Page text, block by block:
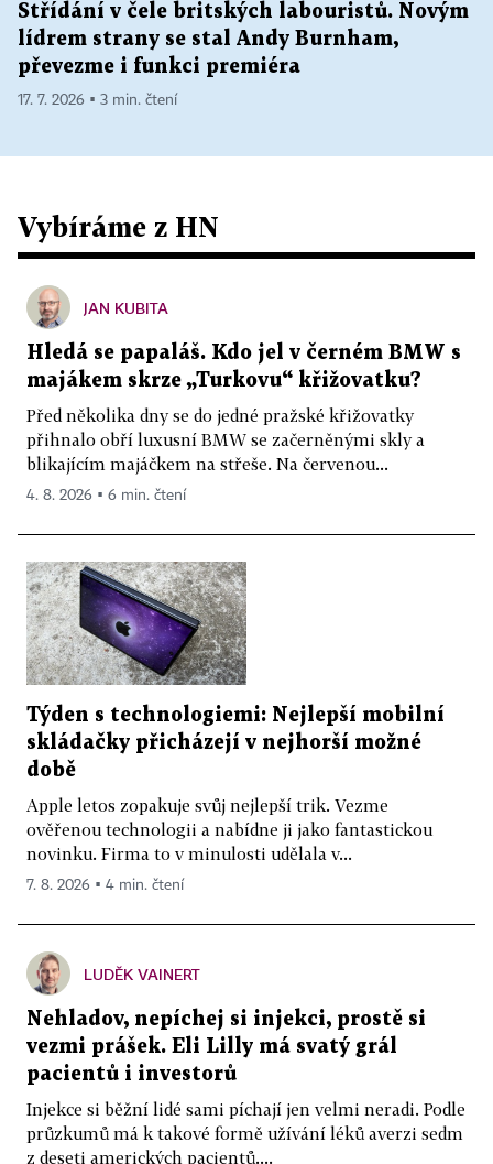
Střídání v čele britských labouristů. Novým
lídrem strany se stal Andy Burnham,
převezme i funkci premiéra
17. 7. 2026 ▪ 3 min. čtení
Vybíráme z HN
JAN KUBITA
Hledá se papaláš. Kdo jel v černém BMW s
majákem skrze „Turkovu“ křižovatku?
Před několika dny se do jedné pražské křižovatky
přihnalo obří luxusní BMW se začerněnými skly a
blikajícím majáčkem na střeše. Na červenou...
4. 8. 2026 ▪ 6 min. čtení
Týden s technologiemi: Nejlepší mobilní
skládačky přicházejí v nejhorší možné
době
Apple letos zopakuje svůj nejlepší trik. Vezme
ověřenou technologii a nabídne ji jako fantastickou
novinku. Firma to v minulosti udělala v...
7. 8. 2026 ▪ 4 min. čtení
LUDĚK VAINERT
Nehladov, nepíchej si injekci, prostě si
vezmi prášek. Eli Lilly má svatý grál
pacientů i investorů
Injekce si běžní lidé sami píchají jen velmi neradi. Podle
průzkumů má k takové formě užívání léků averzi sedm
z deseti amerických pacientů....